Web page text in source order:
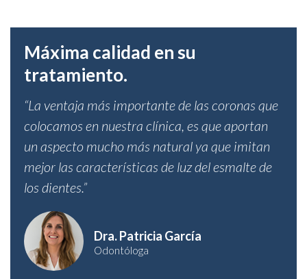
Máxima calidad en su
tratamiento.
“La ventaja más importante de las coronas que
colocamos en nuestra clínica, es que aportan
un aspecto mucho más natural ya que imitan
mejor las características de luz del esmalte de
los dientes.”
Dra. Patricia García
Odontóloga